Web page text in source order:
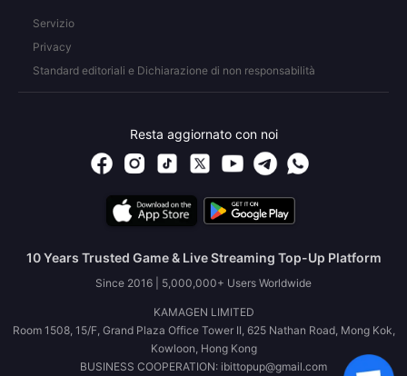
Servizio
Privacy
Standard editoriali e Dichiarazione di non responsabilità
Resta aggiornato con noi
10 Years Trusted Game & Live Streaming Top-Up Platform
Since 2016 | 5,000,000+ Users Worldwide
KAMAGEN LIMITED
Room 1508, 15/F, Grand Plaza Office Tower II, 625 Nathan Road, Mong Kok,
Kowloon, Hong Kong
BUSINESS COOPERATION: ibittopup@gmail.com